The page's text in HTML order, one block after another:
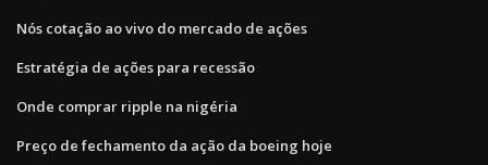
Nós cotação ao vivo do mercado de ações
Estratégia de ações para recessão
Onde comprar ripple na nigéria
Preço de fechamento da ação da boeing hoje